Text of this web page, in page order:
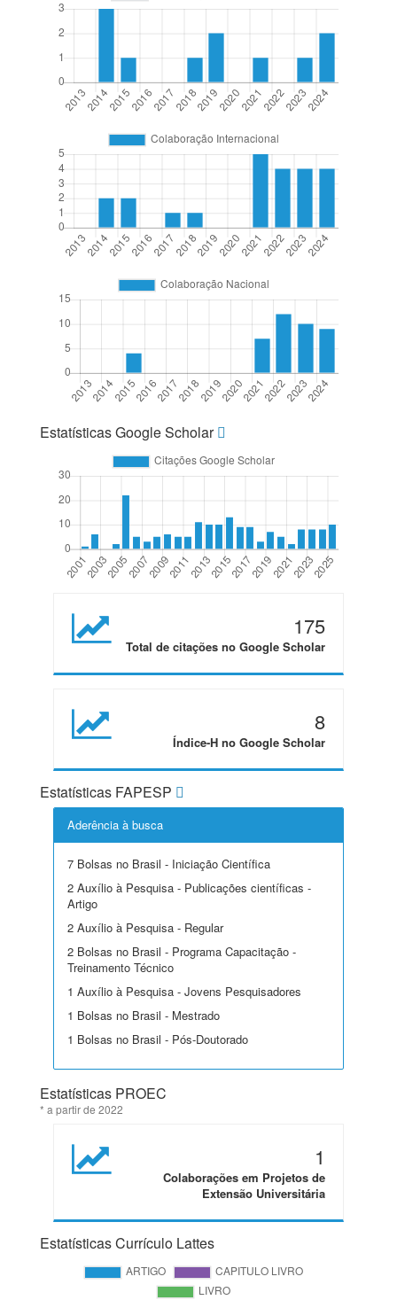
Estatísticas Google Scholar
175
Total de citações no Google Scholar
8
Índice-H no Google Scholar
Estatísticas FAPESP
Aderência à busca
7 Bolsas no Brasil - Iniciação Científica
2 Auxílio à Pesquisa - Publicações científicas -
Artigo
2 Auxílio à Pesquisa - Regular
2 Bolsas no Brasil - Programa Capacitação -
Treinamento Técnico
1 Auxílio à Pesquisa - Jovens Pesquisadores
1 Bolsas no Brasil - Mestrado
1 Bolsas no Brasil - Pós-Doutorado
Estatísticas PROEC
* a partir de 2022
1
Colaborações em Projetos de
Extensão Universitária
Estatísticas Currículo Lattes